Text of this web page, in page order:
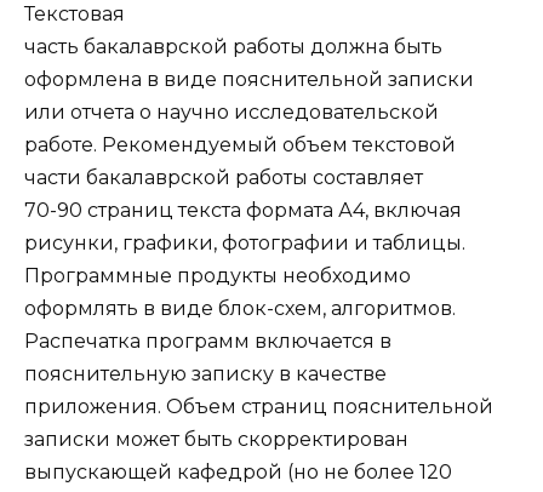
Текстовая
часть бакалаврской работы должна быть
оформлена в виде пояснительной записки
или отчета о научно исследовательской
работе. Рекомендуемый объем текстовой
части бакалаврской работы составляет
70-90 страниц текста формата А4, включая
рисунки, графики, фотографии и таблицы.
Программные продукты необхо­димо
оформлять в виде блок-схем, алгоритмов.
Распечатка программ включается в
пояснительную записку в качестве
приложения. Объем страниц пояснительной
записки может быть скорректиро­ван
выпускающей кафедрой (но не более 120